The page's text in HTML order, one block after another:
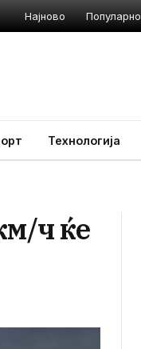
Најново Популарно
Технологија
ч ќе